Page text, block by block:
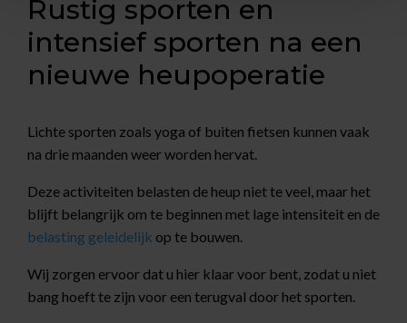
Rustig sporten en
intensief sporten na een
nieuwe heupoperatie
Lichte sporten zoals yoga of buiten fietsen kunnen vaak
na drie maanden weer worden hervat.
Deze activiteiten belasten de heup niet te veel, maar het
blijft belangrijk om te beginnen met lage intensiteit en de
belasting geleidelijk op te bouwen.
Wij zorgen ervoor dat u hier klaar voor bent, zodat u niet
bang hoeft te zijn voor een terugval door het sporten.